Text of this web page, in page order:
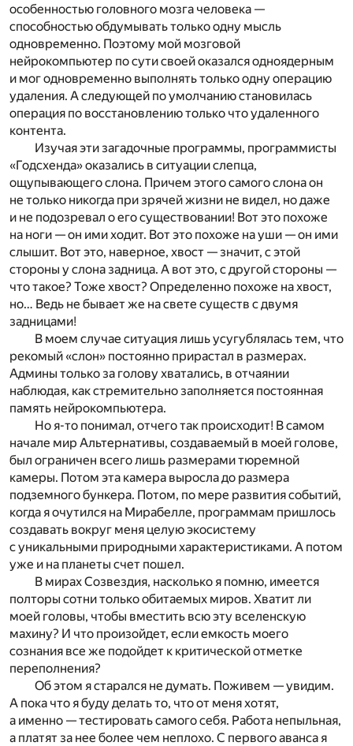
особенностью головного мозга человека —
способностью обдумывать только одну мысль
одновременно. Поэтому мой мозговой
нейрокомпьютер по сути своей оказался одноядерным
и мог одновременно выполнять только одну операцию
удаления. А следующей по умолчанию становилась
операция по восстановлению только что удаленного
контента.
Изучая эти загадочные программы, программисты
«Годсхенда» оказались в ситуации слепца,
ощупывающего слона. Причем этого самого слона он
не только никогда при зрячей жизни не видел, но даже
и не подозревал о его существовании! Вот это похоже
на ноги — он ими ходит. Вот это похоже на уши — он ими
слышит. Вот это, наверное, хвост — значит, с этой
стороны у слона задница. А вот это, с другой стороны —
что такое? Тоже хвост? Определенно похоже на хвост,
но… Ведь не бывает же на свете существ с двумя
задницами!
В моем случае ситуация лишь усугублялась тем, что
рекомый «слон» постоянно прирастал в размерах.
Админы только за голову хватались, в отчаянии
наблюдая, как стремительно заполняется постоянная
память нейрокомпьютера.
Но я-то понимал, отчего так происходит! В самом
начале мир Альтернативы, создаваемый в моей голове,
был ограничен всего лишь размерами тюремной
камеры. Потом эта камера выросла до размера
подземного бункера. Потом, по мере развития событий,
когда я очутился на Мирабелле, программам пришлось
создавать вокруг меня целую экосистему
с уникальными природными характеристиками. А потом
уже и на планеты счет пошел.
В мирах Созвездия, насколько я помню, имеется
полторы сотни только обитаемых миров. Хватит ли
моей головы, чтобы вместить всю эту вселенскую
махину? И что произойдет, если емкость моего
сознания все же подойдет к критической отметке
переполнения?
Об этом я старался не думать. Поживем — увидим.
А пока что я буду делать то, что от меня хотят,
а именно — тестировать самого себя. Работа непыльная,
а платят за нее более чем неплохо. С первого аванса я